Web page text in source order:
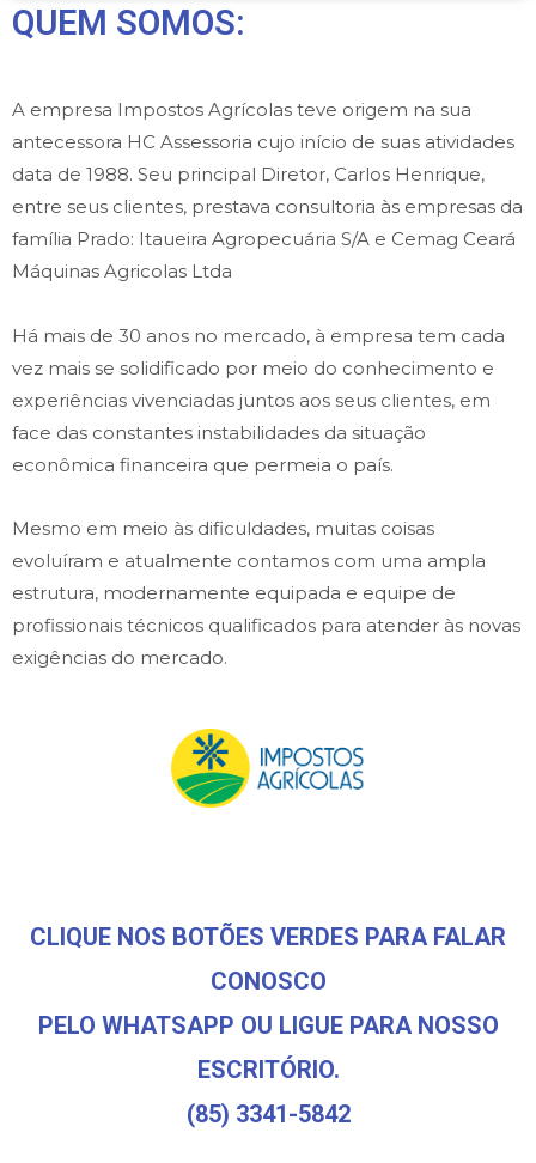
QUEM SOMOS:
A empresa Impostos Agrícolas teve origem na sua
antecessora HC Assessoria cujo início de suas atividades
data de 1988. Seu principal Diretor, Carlos Henrique,
entre seus clientes, prestava consultoria às empresas da
família Prado: Itaueira Agropecuária S/A e Cemag Ceará
Máquinas Agricolas Ltda
Há mais de 30 anos no mercado, à empresa tem cada
vez mais se solidificado por meio do conhecimento e
experiências vivenciadas juntos aos seus clientes, em
face das constantes instabilidades da situação
econômica financeira que permeia o país.
Mesmo em meio às dificuldades, muitas coisas
evoluíram e atualmente contamos com uma ampla
estrutura, modernamente equipada e equipe de
profissionais técnicos qualificados para atender às novas
exigências do mercado.
CLIQUE NOS BOTÕES VERDES PARA FALAR
CONOSCO
PELO WHATSAPP OU LIGUE PARA NOSSO
ESCRITÓRIO.
(85) 3341-5842